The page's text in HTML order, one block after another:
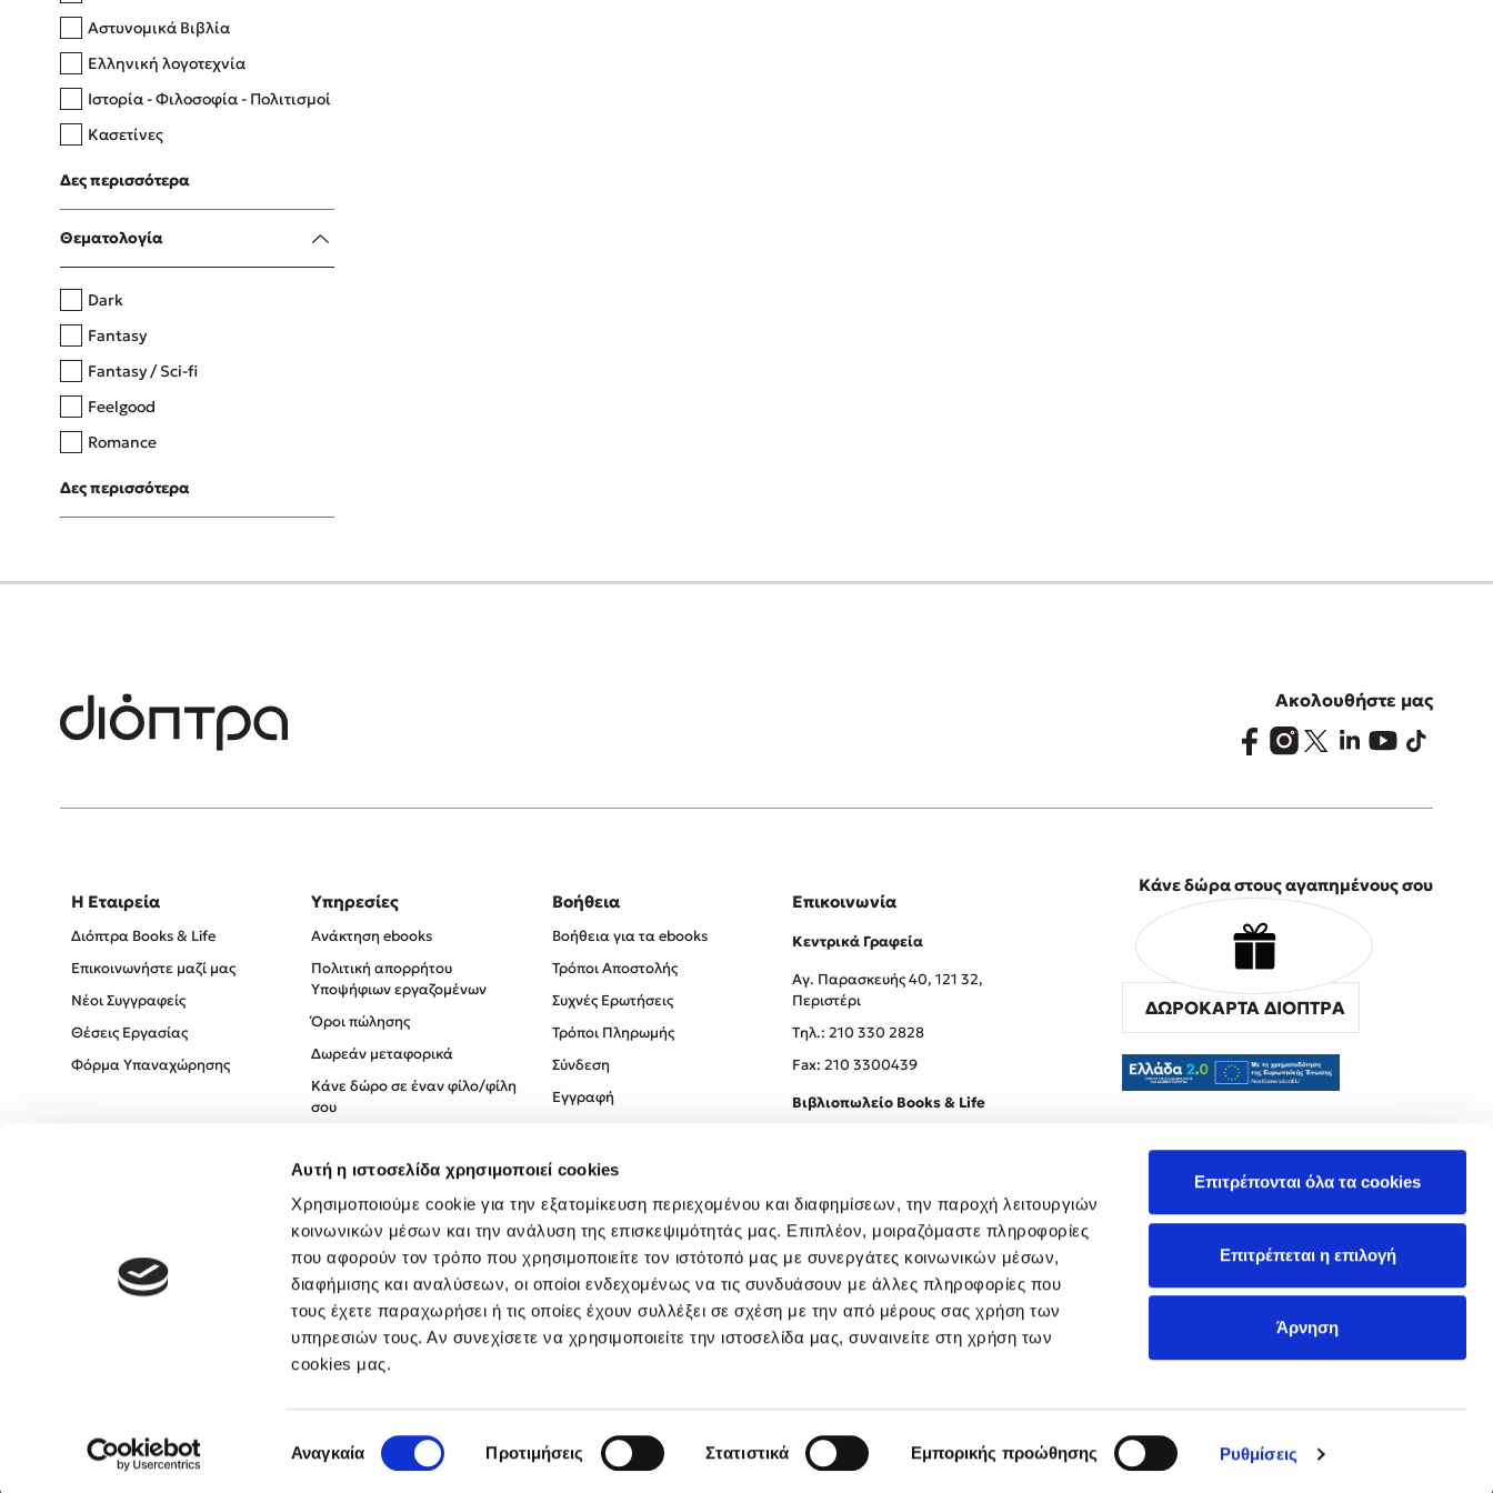
Αυτή η ιστοσελίδα χρησιμοποιεί cookies
Χρησιμοποιούμε cookie για την εξατομίκευση περιεχομένου και διαφημίσεων, την παροχή λειτουργιών
κοινωνικών μέσων και την ανάλυση της επισκεψιμότητάς μας. Επιπλέον, μοιραζόμαστε πληροφορίες
που αφορούν τον τρόπο που χρησιμοποιείτε τον ιστότοπό μας με συνεργάτες κοινωνικών μέσων,
διαφήμισης και αναλύσεων, οι οποίοι ενδεχομένως να τις συνδυάσουν με άλλες πληροφορίες που
τους έχετε παραχωρήσει ή τις οποίες έχουν συλλέξει σε σχέση με την από μέρους σας χρήση των
υπηρεσιών τους. Αν συνεχίσετε να χρησιμοποιείτε την ιστοσελίδα μας, συναινείτε στη χρήση των
cookies μας.
συγκατάθεσης
Αναγκαία Προτιμήσεις Στατιστικά Εμπορικής προώθησης Ρυθμίσεις
Επιτρέπονται όλα τα cookies
Επιτρέπεται η επιλογή
Άρνηση
Δανάη Δεληγεώργη
Πάνω, κάτω, μπροστά, πίσω
Η μέθοδος Αφήστε τους
Αστυνομικά Βιβλία
Ελληνική λογοτεχνία
Ιστορία - Φιλοσοφία - Πολιτισμοί
Κασετίνες
Λευκώματα - Έγχρωμοι οδηγοί
Μαγειρική
Δες περισσότερα
Θεματολογία
Dark
Fantasy
Fantasy / Sci-fi
Feelgood
Romance
Upmarket
Young Adult
Δες περισσότερα
Ακολουθήστε μας
Η Εταιρεία
Διόπτρα Books & Life
Επικοινωνήστε μαζί μας
Νέοι Συγγραφείς
Θέσεις Εργασίας
Φόρμα Υπαναχώρησης
Υπηρεσίες
Ανάκτηση ebooks
Πολιτική απορρήτου
Υποψήφιων εργαζομένων
Όροι πώλησης
Δωρεάν μεταφορικά
Κάνε δώρο σε έναν φίλο/φίλη
σου
Πολιτική Απορρήτου
Όροι χρήσης
Βοήθεια
Βοήθεια για τα ebooks
Τρόποι Αποστολής
Συχνές Ερωτήσεις
Τρόποι Πληρωμής
Σύνδεση
Εγγραφή
Επικοινωνία
Κεντρικά Γραφεία
Αγ. Παρασκευής 40, 121 32,
Περιστέρι
Tηλ.: 210 330 2828
Fax: 210 3300439
Βιβλιοπωλείο Books & Life
Κάνε δώρα στους αγαπημένους σου
ΔΩΡΟΚΑΡΤΑ ΔΙΟΠΤΡΑ
Created by Powered by